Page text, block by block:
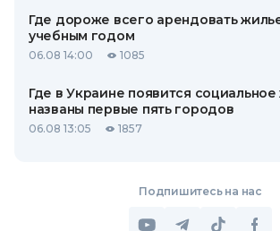
Где дороже всего арендовать
учебным годом
06.08 14:00 1085
Где в Украине появится
названы первые пять городов
06.08 13:05 1857
Подпишитесь на нас